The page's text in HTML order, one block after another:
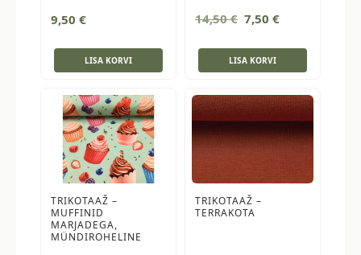
9,50 €
LISA KORVI
14,50€ Algne
oli:
14,50 €.
7,50 €Current
is:
LISA KORVI
TRIKOTAAŽ –
MUFFINID
MARJADEGA,
MÜNDIROHELINE
TRIKOTAAŽ –
TERRAKOTA